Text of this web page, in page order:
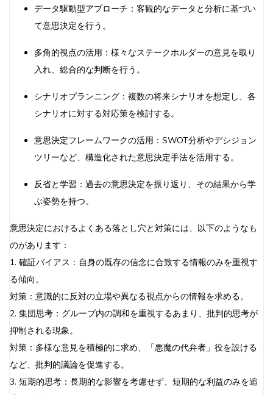
データ駆動型アプローチ：客観的なデータと分析に基づい
て意思決定を行う。
多角的視点の活用：様々なステークホルダーの意見を取り
入れ、総合的な判断を行う。
シナリオプランニング：複数の将来シナリオを想定し、各
シナリオに対する対応策を検討する。
意思決定フレームワークの活用：SWOT分析やデシジョン
ツリーなど、構造化された意思決定手法を活用する。
反省と学習：過去の意思決定を振り返り、その結果から学
ぶ姿勢を持つ。
意思決定におけるよくある落とし穴と対策には、以下のようなも
のがあります：
1. 確証バイアス：自身の既存の信念に合致する情報のみを重視す
る傾向。
対策：意識的に反対の立場や異なる視点からの情報を求める。
2. 集団思考：グループ内の調和を重視するあまり、批判的思考が
抑制される現象。
対策：多様な意見を積極的に求め、「悪魔の代弁者」役を設ける
など、批判的議論を促進する。
3. 短期的思考：長期的な影響を考慮せず、短期的な利益のみを追